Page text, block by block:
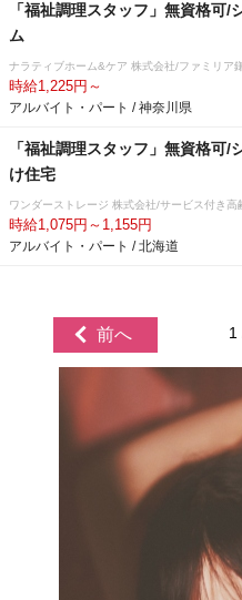
「福祉調理スタッフ」無資格可
ム
ナラティブホーム&ケア 株式会社/ファミリア
時給1,225円～
アルバイト・パート / 神奈川県
「福祉調理スタッフ」無資格可
け住宅
ワンダーストレージ 株式会社/サービス付き
時給1,075円～1,155円
アルバイト・パート / 北海道
前へ 1